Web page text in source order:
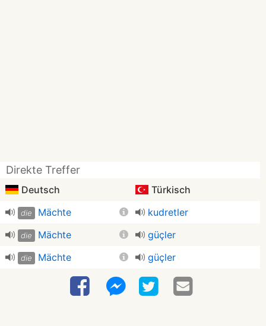
Direkte Treffer
Deutsch Türkisch
die Mächte kudretler
die Mächte güçler
die Mächte güçler